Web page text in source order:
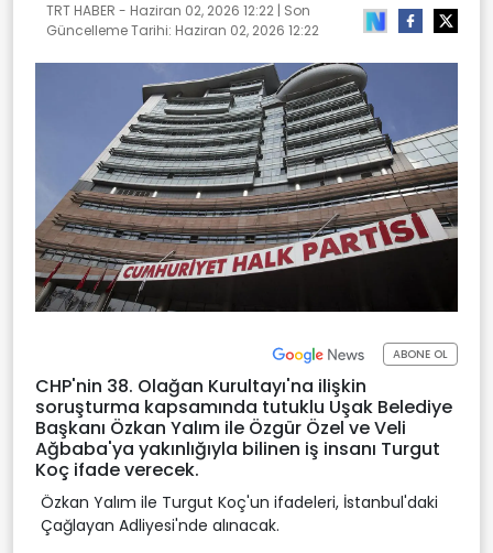
TRT HABER - Haziran 02, 2026 12:22 | Son
Güncelleme Tarihi: Haziran 02, 2026 12:22
ABONE OL
CHP'nin 38. Olağan Kurultayı'na ilişkin
soruşturma kapsamında tutuklu Uşak Belediye
Başkanı Özkan Yalım ile Özgür Özel ve Veli
Ağbaba'ya yakınlığıyla bilinen iş insanı Turgut
Koç ifade verecek.
Özkan Yalım ile Turgut Koç'un ifadeleri, İstanbul'daki
Çağlayan Adliyesi'nde alınacak.